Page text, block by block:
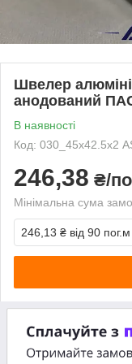
Швелер
анодований
В наявності
Код: 030_45х42.5х2
246,38 ₴/
Мінімальна сума
246,13 ₴ від 90 пог.м